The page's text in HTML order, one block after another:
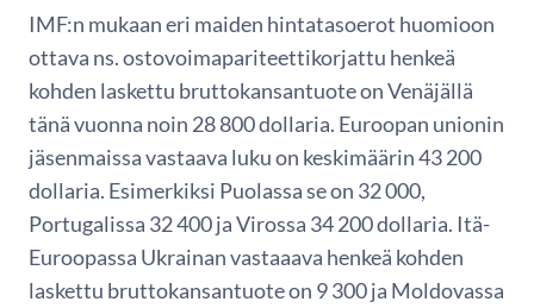
IMF:n mukaan eri maiden hintatasoerot huomioon
ottava ns. ostovoimapariteettikorjattu henkeä
kohden laskettu bruttokansantuote on Venäjällä
tänä vuonna noin 28 800 dollaria. Euroopan unionin
jäsenmaissa vastaava luku on keskimäärin 43 200
dollaria. Esimerkiksi Puolassa se on 32 000,
Portugalissa 32 400 ja Virossa 34 200 dollaria. Itä-
Euroopassa Ukrainan vastaaava henkeä kohden
laskettu bruttokansantuote on 9 300 ja Moldovassa